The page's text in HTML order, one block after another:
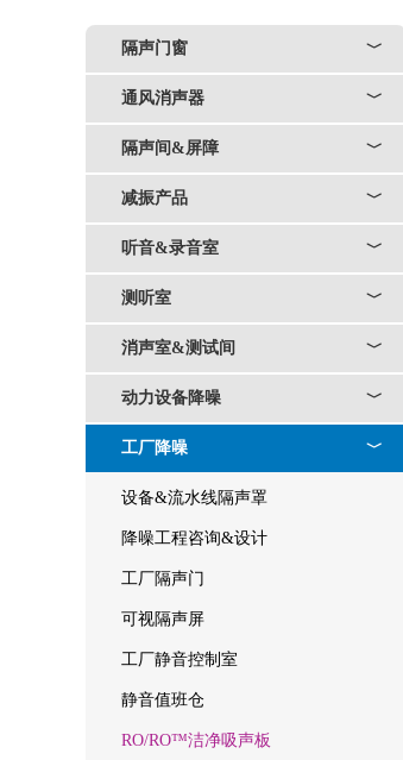
﹀
隔声门窗
﹀
通风消声器
﹀
隔声间&屏障
﹀
减振产品
﹀
听音&录音室
﹀
测听室
﹀
消声室&测试间
﹀
动力设备降噪
﹀
工厂降噪
设备&流水线隔声罩
降噪工程咨询&设计
工厂隔声门
可视隔声屏
工厂静音控制室
静音值班仓
RO/RO™洁净吸声板